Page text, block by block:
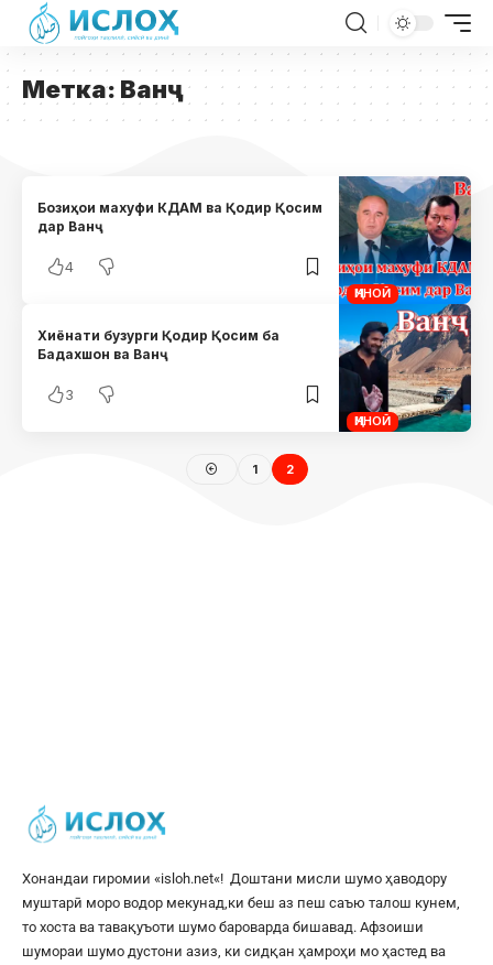
Метка: Ванҷ
ҶИНОӢ
Бозиҳои махуфи КДАМ ва Қодир Қосим
дар Ванҷ
4
ҶИНОӢ
Хиёнати бузурги Қодир Қосим ба
Бадахшон ва Ванҷ
3
1 2
Хонандаи гиромии «isloh.net«! Доштани мисли шумо ҳаводору
муштарӣ моро водор мекунад,ки беш аз пеш саъю талош кунем,
то хоста ва тавақуъоти шумо бароварда бишавад. Афзоиши
шумораи шумо дустони азиз, ки сидқан ҳамроҳи мо ҳастед ва